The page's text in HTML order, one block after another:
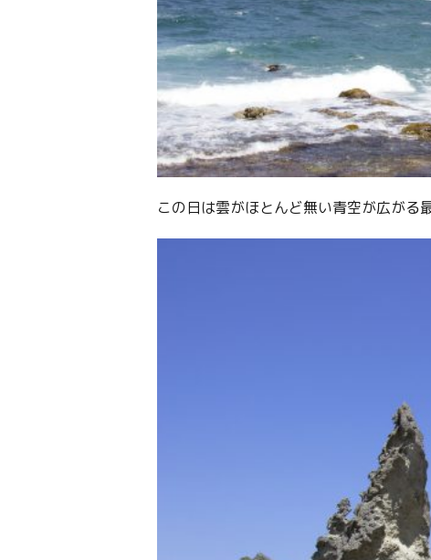
この日は雲がほとんど無い青空が広がる